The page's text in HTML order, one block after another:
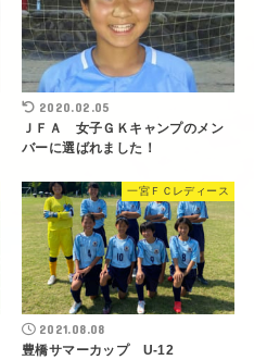
2020.02.05
ＪＦＡ 女子ＧＫキャンプのメン
バーに選ばれました！
一宮ＦＣレディース
2021.08.08
豊橋サマーカップ U-12